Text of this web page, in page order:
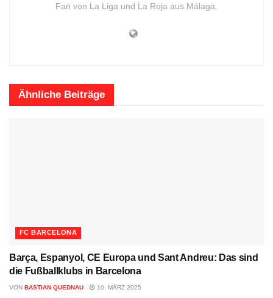
Fan von La Liga und La Roja aus Málaga.
Ähnliche Beiträge
FC BARCELONA
Barça, Espanyol, CE Europa und Sant Andreu: Das sind
die Fußballklubs in Barcelona
VON BASTIAN QUEDNAU 10. MÄRZ 2025